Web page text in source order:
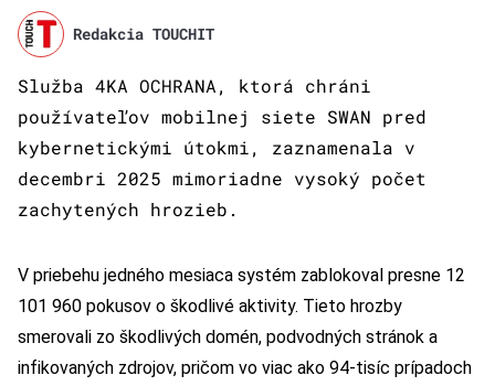
Redakcia TOUCHIT
Služba 4KA OCHRANA, ktorá chráni
používateľov mobilnej siete SWAN pred
kybernetickými útokmi, zaznamenala v
decembri 2025 mimoriadne vysoký počet
zachytených hrozieb.
V priebehu jedného mesiaca systém zablokoval presne 12
101 960 pokusov o škodlivé aktivity. Tieto hrozby
smerovali zo škodlivých domén, podvodných stránok a
infikovaných zdrojov, pričom vo viac ako 94-tisíc prípadoch